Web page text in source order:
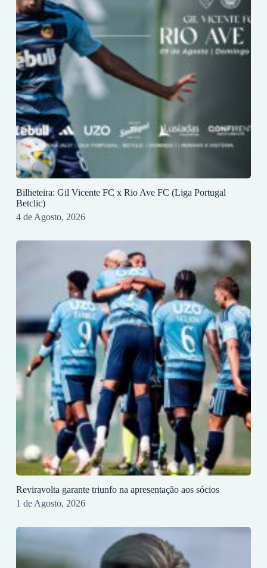
Bilheteira: Gil Vicente FC x Rio Ave FC (Liga Portugal
Betclic)
4 de Agosto, 2026
Reviravolta garante triunfo na apresentação aos sócios
1 de Agosto, 2026